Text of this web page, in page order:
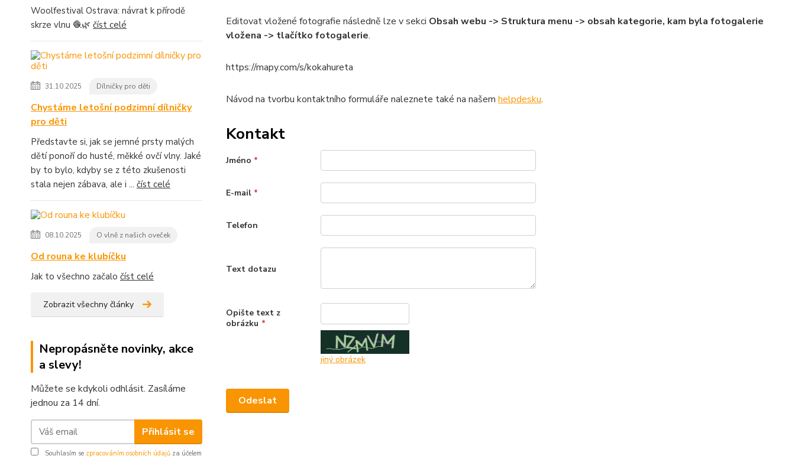
Woolfestival Ostrava: návrat k přírodě
skrze vlnu 🧶🌿 číst celé
31.10.2025 Dílničky pro děti
Chystáme letošní podzimní dílničky
pro děti
Představte si, jak se jemné prsty malých
dětí ponoří do husté, měkké ovčí vlny. Jaké
by to bylo, kdyby se z této zkušenosti
stala nejen zábava, ale i ... číst celé
08.10.2025 O vlně z našich oveček
Od rouna ke klubíčku
Jak to všechno začalo číst celé
Zobrazit všechny články
Nepropásněte novinky, akce
a slevy!
Můžete se kdykoli odhlásit. Zasíláme
jednou za 14 dní.
Přihlásit se
Souhlasím se zpracováním osobních údajů za účelem
Editovat vložené fotografie následně lze v sekci Obsah webu -> Struktura menu -> obsah kategorie, kam byla fotogalerie
vložena -> tlačítko fotogalerie.
https://mapy.com/s/kokahureta
Návod na tvorbu kontaktního formuláře naleznete také na našem helpdesku.
Kontakt
Jméno *
E-mail *
Telefon
Text dotazu
Opište text z
obrázku *
jiný obrázek